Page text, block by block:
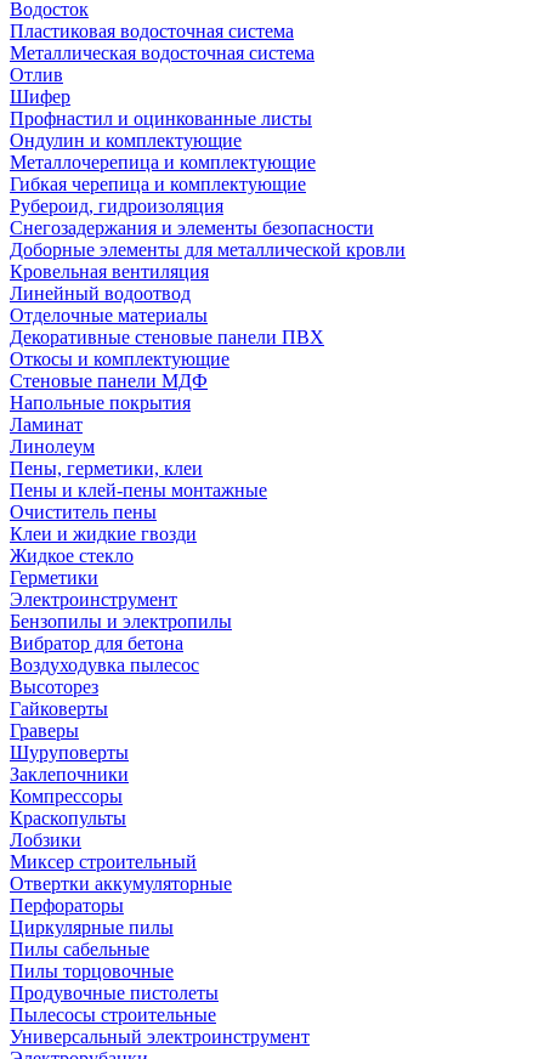
Водосток
Пластиковая водосточная система
Металлическая водосточная система
Отлив
Шифер
Профнастил и оцинкованные листы
Ондулин и комплектующие
Металлочерепица и комплектующие
Гибкая черепица и комплектующие
Рубероид, гидроизоляция
Снегозадержания и элементы безопасности
Доборные элементы для металлической кровли
Кровельная вентиляция
Линейный водоотвод
Отделочные материалы
Декоративные стеновые панели ПВХ
Откосы и комплектующие
Стеновые панели МДФ
Напольные покрытия
Ламинат
Линолеум
Пены, герметики, клеи
Пены и клей-пены монтажные
Очиститель пены
Клеи и жидкие гвозди
Жидкое стекло
Герметики
Электроинструмент
Бензопилы и электропилы
Вибратор для бетона
Воздуходувка пылесос
Высоторез
Гайковерты
Граверы
Шуруповерты
Заклепочники
Компрессоры
Краскопульты
Лобзики
Миксер строительный
Отвертки аккумуляторные
Перфораторы
Циркулярные пилы
Пилы сабельные
Пилы торцовочные
Продувочные пистолеты
Пылесосы строительные
Универсальный электроинструмент